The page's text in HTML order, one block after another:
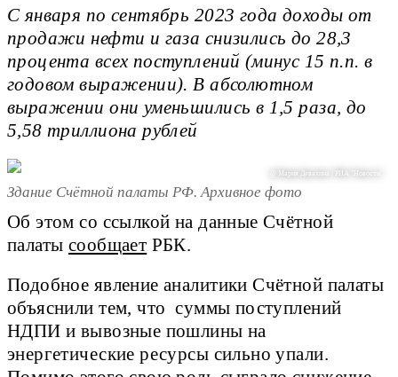
С января по сентябрь 2023 года доходы от
продажи нефти и газа снизились до 28,3
процента всех поступлений (минус 15 п.п. в
годовом выражении). В абсолютном
выражении они уменьшились в 1,5 раза, до
5,58 триллиона рублей
@ Мария Девахина / РИА "Новости"
Здание Счётной палаты РФ. Архивное фото
Об этом со ссылкой на данные Счётной
палаты сообщает РБК.
Подобное явление аналитики Счётной палаты
объяснили тем, что суммы поступлений
НДПИ и вывозные пошлины на
энергетические ресурсы сильно упали.